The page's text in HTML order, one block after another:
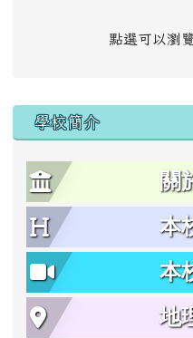
點選可以瀏
學校簡介
關
本
本
地